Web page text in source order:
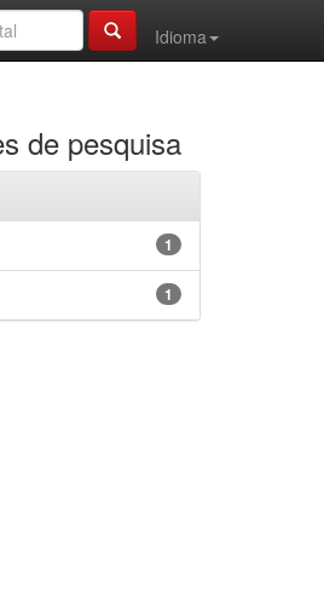
Idioma
de pesquisa
1
1